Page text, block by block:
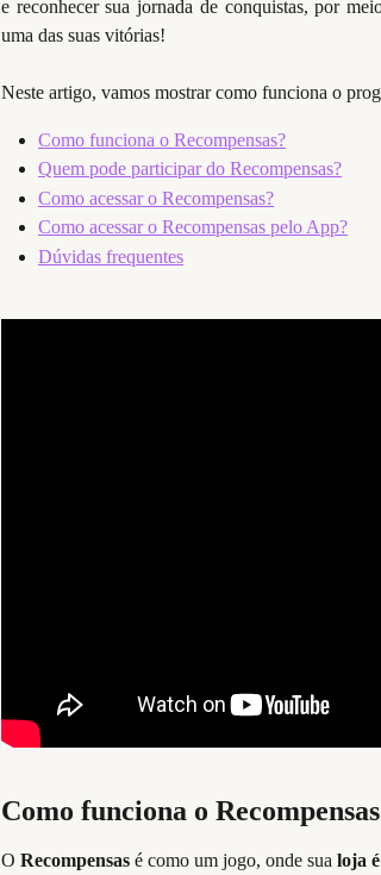
e reconhecer sua jornada de conquistas, por
uma das suas vitórias!
​Neste artigo, vamos mostrar como funciona o
Como funciona o Recompensas?
Quem pode participar do Recompensas?
Como acessar o Recompensas?
Como acessar o Recompensas pelo App?
Dúvidas frequentes
Como funciona o
O Recompensas é como um jogo, onde sua loja